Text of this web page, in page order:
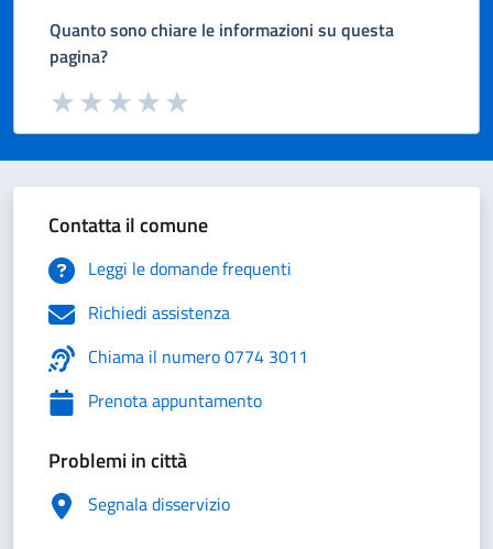
Quanto sono chiare le informazioni su questa
pagina?
Valuta da 1 a 5 stelle la pagina
Valuta 5 stelle su 5
Valuta 4 stelle su 5
Valuta 3 stelle su 5
Valuta 2 stelle su 5
Valuta 1 stelle su 5
Contatta il comune
Leggi le domande frequenti
Richiedi assistenza
Chiama il numero 0774 3011
Prenota appuntamento
Problemi in città
Segnala disservizio